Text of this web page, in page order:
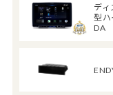
デ
型ハ
DA